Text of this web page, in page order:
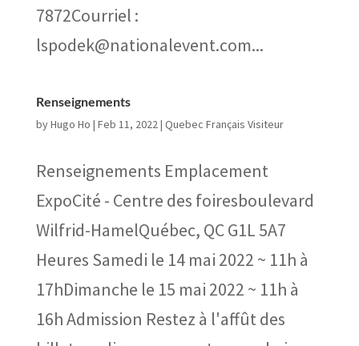
7872Courriel :
lspodek@nationalevent.com...
Renseignements
byHugo Ho | Feb 11, 2022| Quebec Français Visiteur
Renseignements Emplacement
ExpoCité - Centre des foiresboulevard
Wilfrid-HamelQuébec, QC G1L 5A7
Heures Samedi le 14 mai 2022 ~ 11h à
17hDimanche le 15 mai 2022 ~ 11h à
16h Admission Restez à l'affût des